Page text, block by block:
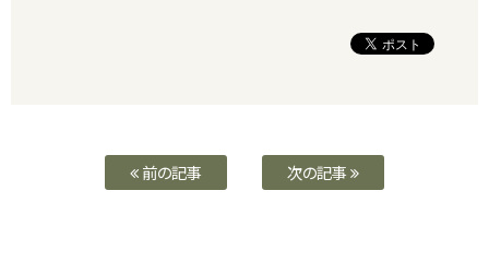
前の記事 次の記事